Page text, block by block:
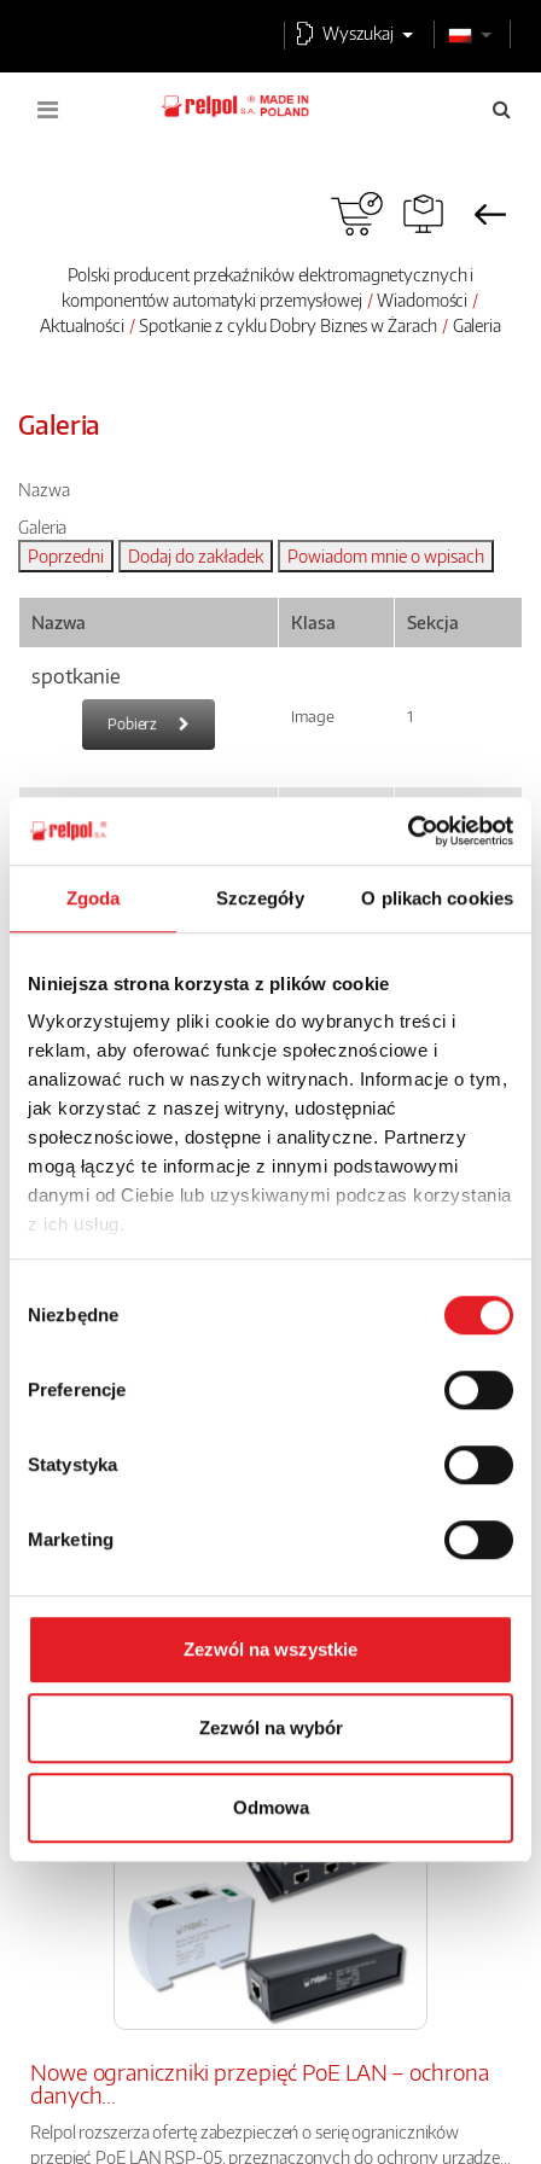
Zgoda Szczegóły O plikach cookies
Niniejsza strona korzysta z plików cookie
Wykorzystujemy pliki cookie do wybranych treści i
reklam, aby oferować funkcje społecznościowe i
analizować ruch w naszych witrynach. Informacje o tym,
jak korzystać z naszej witryny, udostępniać
społecznościowe, dostępne i analityczne. Partnerzy
mogą łączyć te informacje z innymi podstawowymi
danymi od Ciebie lub uzyskiwanymi podczas korzystania
z ich usług.
zgody
Niezbędne
Preferencje
Statystyka
Marketing
Zezwól na wszystkie
Zezwól na wybór
Odmowa
Wyszukaj
Polski producent przekaźników elektromagnetycznych i
komponentów automatyki przemysłowej
Wiadomości
Aktualności
Spotkanie z cyklu Dobry Biznes w Żarach Galeria
Galeria
Nazwa
Galeria
Nazwa Klasa Sekcja
spotkanie
Pobierz Image 1
spotkanie
Pobierz
Image
spotkanie
Pobierz Image 1
Relpol wprowadza do oferty nowoczesny przekaźnik
półprzewodnikowy interfejsowy KSR-1-RSR25-B. Jest to
Nowe ograniczniki przepięć PoE LAN – ochrona
danych...
Relpol rozszerza ofertę zabezpieczeń o serię ograniczników
przepięć PoE LAN RSP-05, przeznaczonych do ochrony urządze...